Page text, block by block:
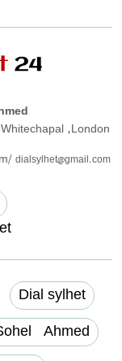
,London
dialsylhet@gmail.com
Dial sylhet
Ahmed